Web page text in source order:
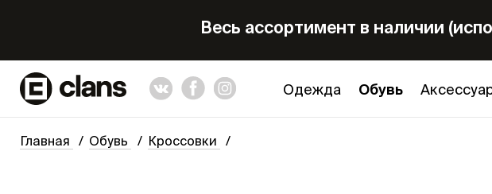
Весь ассортимент в наличии
Одежда Обувь
Главная Обувь Кроссовки